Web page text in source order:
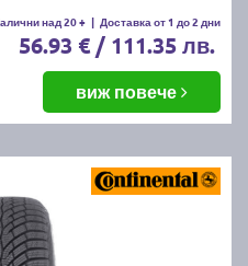
над 20 + | Доставка от 1 до 2 дни
56.93 € / 111.35 лв.
виж повече